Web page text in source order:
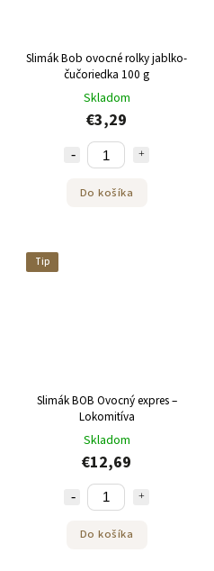
Slimák Bob ovocné rolky jablko-
čučoriedka 100 g
Skladom
€3,29
Do košíka
Tip
Slimák BOB Ovocný expres –
Lokomitíva
Skladom
€12,69
Do košíka